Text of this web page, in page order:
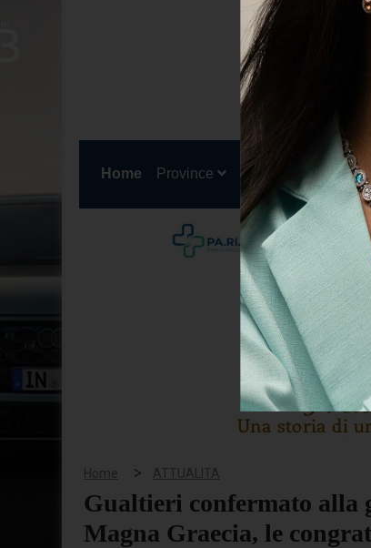
Home (current)
Province Cronaca Politica
Home > ATTUALITA
Gualtieri confermato alla
Magna Graecia, le